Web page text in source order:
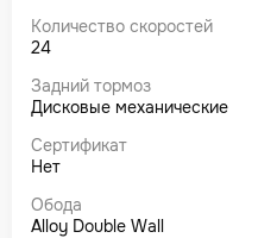
Количество скоростей
24
Задний тормоз
Дисковые механические
Сертификат
Нет
Обода
Alloy Double Wall